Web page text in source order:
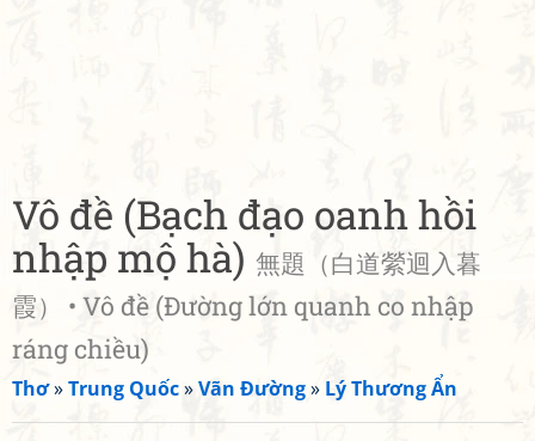
Vô đề (Bạch đạo oanh hồi
nhập mộ hà) 無題（白道縈迴入暮
霞） • Vô đề (Đường lớn quanh co nhập
ráng chiều)
Thơ»Trung Quốc»Vãn Đường» Lý Thương Ẩn